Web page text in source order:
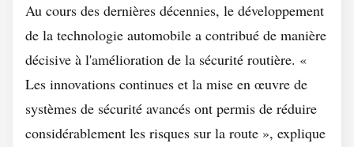
Au cours des dernières décennies, le développement
de la technologie automobile a contribué de manière
décisive à l'amélioration de la sécurité routière. «
Les innovations continues et la mise en œuvre de
systèmes de sécurité avancés ont permis de réduire
considérablement les risques sur la route », explique